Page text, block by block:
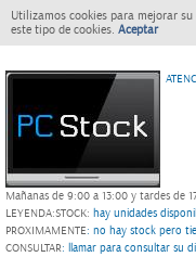
Utilizamos cookies para mejorar
este tipo de cookies. Aceptar
Mañanas de 9:00 a 13:00 y tardes de
LEYENDA:STOCK: hay unidades
PROXIMAMENTE: no hay stock pero
CONSULTAR: llamar para consultar su